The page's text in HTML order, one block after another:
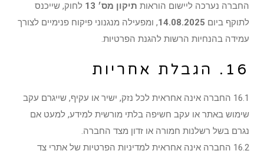
החברה נערכה ליישום הוראות תיקון מס׳ 13
לחוק, שייכנס
לתוקף ביום 14.08.2025, ומפעילה מנגנוני פיקוח פנימיים לצורך
עמידה בהנחיות הרשות להגנת הפרטיות.
16. הגבלת אחריות
16.1 החברה אינה אחראית לכל נזק, ישיר או עקיף, שייגרם עקב
שימוש באתר או עקב חשיפה בלתי מורשית למידע, למעט אם
נגרם בשל רשלנות חמורה או זדון מצד החברה.
16.2 החברה אינה אחראית למדיניות הפרטיות של אתרי צד